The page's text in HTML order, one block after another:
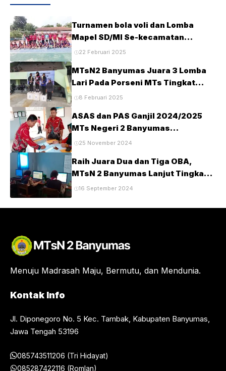
Turnamen bola voli dan Lomba
Mapel SD/MI Se-kecamatan
Tambak pada HUT Ke-28 MTsN2
22 Februari 2025
MTsN2 Banyumas Juara 3 Lomba
Lari Pada Porseni MTs Tingkat
Kabupaten Banyumas Tahun 2025
8 Februari 2025
ASAS dan PAS Ganjil 2024/2025
MTs Negeri 2 Banyumas
Berlangsung Tertib dan Lancar
25 November 2024
Raih Juara Dua dan Tiga OBA,
MTsN 2 Banyumas Lanjut Tingkat
Provinsi
16 September 2024
Menuju Madrasah Maju, Bermutu, dan Mendunia.
Kontak Info
Jl. Diponegoro No. 5 Kec. Tambak, Kabupaten Banyumas,
Jawa Tengah 53196
085743511206 (Tri Hidayat)
085287422116 (Romlan)